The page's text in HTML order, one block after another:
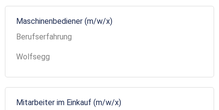
Maschinenbediener (m/w/x)
Berufserfahrung
Wolfsegg
Mitarbeiter im Einkauf (m/w/x)